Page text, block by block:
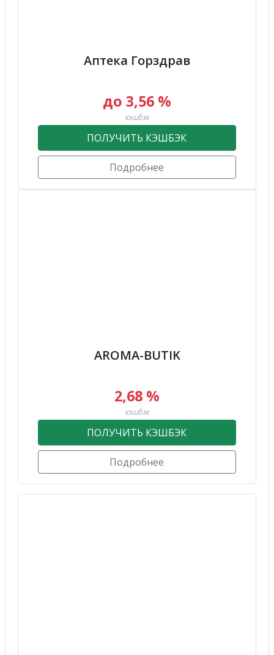
Аптека Горздрав
до 3,56 %
кэшбэк
ПОЛУЧИТЬ КЭШБЭК
Подробнее
AROMA-BUTIK
2,68 %
кэшбэк
ПОЛУЧИТЬ КЭШБЭК
Подробнее